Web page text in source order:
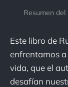
Resumen
Este libro de
enfrentamos a
vida, que el
desafían